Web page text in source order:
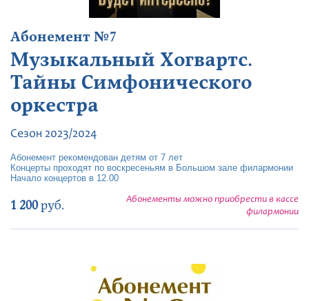
Абонемент №7
Музыкальный Хогвартс.
Тайны Симфонического
оркестра
Сезон 2023/2024
Абонемент рекомендован детям от 7 лет
Концерты проходят по воскресеньям в Большом зале филармонии
Начало концертов в 12.00
1 200руб.
Абонементы можно приобрести в кассе
филармонии